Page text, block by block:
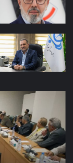
بخش
خصوصی
رفع
موانع